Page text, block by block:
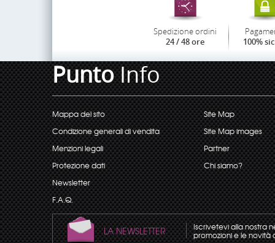
Spedizione ordini
24 / 48 ore 100%
PuntoInfo
Mappa del sito
Condizione generali di vendita
Menzioni legali
Protezione dati
Newsletter
F.A.Q.
Site Map
Site Map images
Partner
Chi siamo?
LA NEWSLETTER Iscrivetevi alla nostra
promozioni e le novità